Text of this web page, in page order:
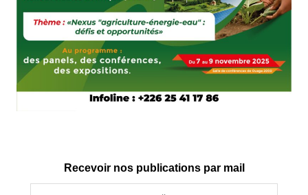
Recevoir nos publications par mail